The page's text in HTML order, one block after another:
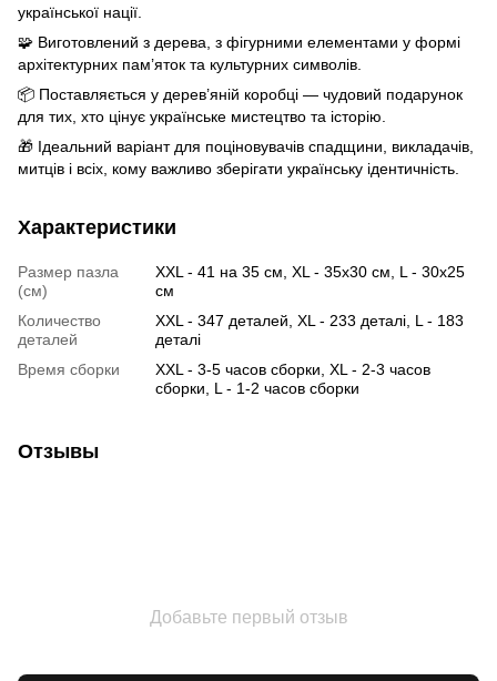
української нації.
🧩 Виготовлений з дерева, з фігурними елементами у формі
архітектурних пам’яток та культурних символів.
📦 Поставляється у дерев’яній коробці — чудовий подарунок
для тих, хто цінує українське мистецтво та історію.
🎁 Ідеальний варіант для поціновувачів спадщини, викладачів,
митців і всіх, кому важливо зберігати українську ідентичність.
Характеристики
Размер пазла
(см)
XXL - 41 на 35 см, XL - 35х30 см, L - 30х25
см
Количество
деталей
XXL - 347 деталей, XL - 233 деталі, L - 183
деталі
Время сборки
XXL - 3-5 часов сборки, XL - 2-3 часов
сборки, L - 1-2 часов сборки
Отзывы
Добавьте первый отзыв